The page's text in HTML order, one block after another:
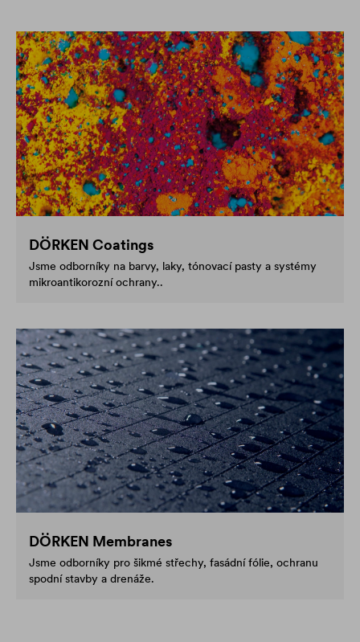
DÖRKEN Coatings
Jsme odborníky na barvy, laky, tónovací pasty a systémy
mikroantikorozní ochrany..
DÖRKEN Membranes
Jsme odborníky pro šikmé střechy, fasádní fólie, ochranu
spodní stavby a drenáže.